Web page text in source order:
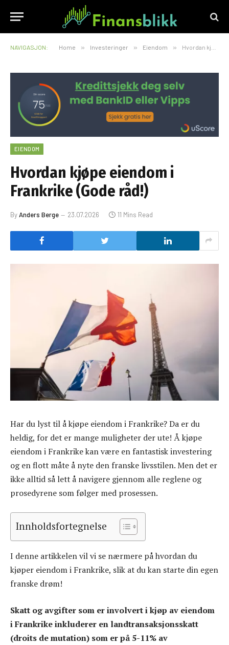
NAVIGASJON: Home » Investeringer » Eiendom » Hvordan kjøpe eiendom i Frankrike (Gode råd!)
EIENDOM
Hvordan kjøpe eiendom i
Frankrike (Gode råd!)
ByAnders Berge 23.07.2026 11 Mins Read
Har du lyst til å kjøpe eiendom i Frankrike? Da er du
heldig, for det er mange muligheter der ute! Å kjøpe
eiendom i Frankrike kan være en fantastisk investering
og en flott måte å nyte den franske livsstilen. Men det er
ikke alltid så lett å navigere gjennom alle reglene og
prosedyrene som følger med prosessen.
Innholdsfortegnelse
I denne artikkelen vil vi se nærmere på hvordan du
kjøper eiendom i Frankrike, slik at du kan starte din egen
franske drøm!
Skatt og avgifter som er involvert i kjøp av eiendom
i Frankrike inkluderer en landtransaksjonsskatt
(droits de mutation) som er på 5-11% av